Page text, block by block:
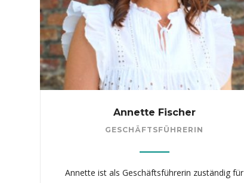
Annette Fischer
GESCHÄFTSFÜHRERIN
Annette ist als Geschäftsführerin zuständig für